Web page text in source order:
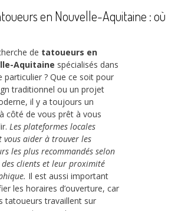
en Nouvelle-Aquitaine : où
de tatoueurs en
Aquitaine spécialisés dans
particulier ? Que ce soit pour
traditionnel ou un projet
il y a toujours un
côté de vous prêt à vous
Les plateformes locales
vous aider à trouver les
les plus recommandés selon
des clients et leur proximité
Il est aussi important
les horaires d’ouverture, car
tatoueurs travaillent sur